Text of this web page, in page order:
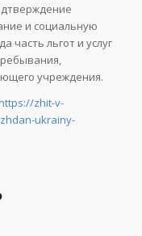
и социальную
часть льгот и услуг
учреждения.
zhit-v-
ukrainy-